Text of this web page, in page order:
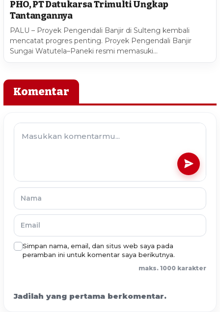
PHO, PT Datukarsa Trimulti Ungkap
Tantangannya
PALU – Proyek Pengendali Banjir di Sulteng kembali
mencatat progres penting. Proyek Pengendali Banjir
Sungai Watutela–Paneki resmi memasuki…
Komentar
Simpan nama, email, dan situs web saya pada
peramban ini untuk komentar saya berikutnya.
maks. 1000 karakter
Jadilah yang pertama berkomentar.